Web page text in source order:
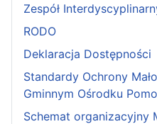
Zespół
RODO
Deklaracja Dostępności
Standardy Ochrony
Gminnym Ośrodku
Schemat organizacyjny